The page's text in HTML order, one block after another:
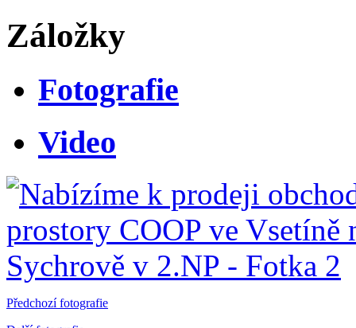
Záložky
Fotografie
Video
Předchozí fotografie